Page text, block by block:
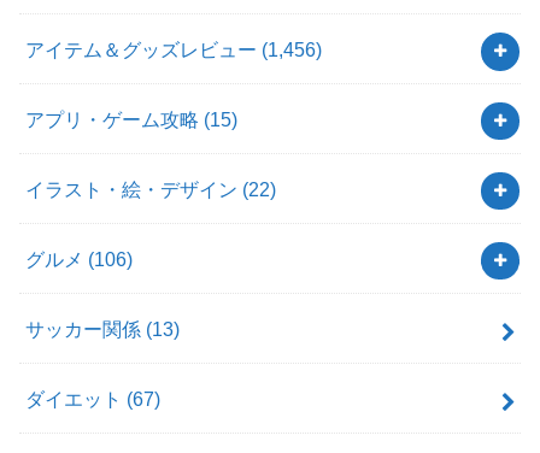
アイテム＆グッズレビュー (1,456)
アプリ・ゲーム攻略 (15)
イラスト・絵・デザイン (22)
グルメ (106)
サッカー関係 (13)
ダイエット (67)